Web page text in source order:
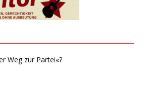
Weg zur Partei«?